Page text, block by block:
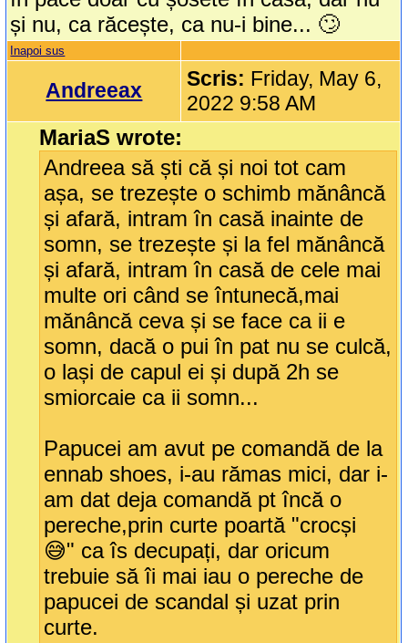
și nu, ca răcește, ca nu-i bine... 🙄
Inapoi sus
Andreeax Scris: Friday, May 6,
2022 9:58 AM
MariaS wrote:
Andreea să ști că și noi tot cam
așa, se trezește o schimb mănâncă
și afară, intram în casă inainte de
somn, se trezește și la fel mănâncă
și afară, intram în casă de cele mai
multe ori când se întunecă,mai
mănâncă ceva și se face ca ii e
somn, dacă o pui în pat nu se culcă,
o lași de capul ei și după 2h se
smiorcaie ca ii somn...
Papucei am avut pe comandă de la
ennab shoes, i-au rămas mici, dar i-
am dat deja comandă pt încă o
pereche,prin curte poartă "crocși
😅" ca îs decupați, dar oricum
trebuie să îi mai iau o pereche de
papucei de scandal și uzat prin
curte.